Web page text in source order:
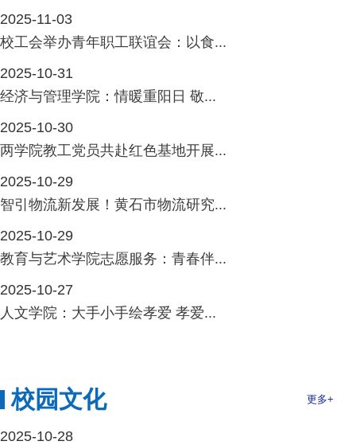
2025-11-03
校工会举办青年职工联谊会：以食...
2025-10-31
经济与管理学院：情暖重阳日 敬...
2025-10-30
两学院教工党员共赴红色基地开展...
2025-10-29
智引物流新发展！黄石市物流研究...
2025-10-29
教育与艺术学院志愿服务：青春伴...
2025-10-27
人文学院：大手小手绘孝爱 孝爱...
校园文化 更多+
2025-10-28